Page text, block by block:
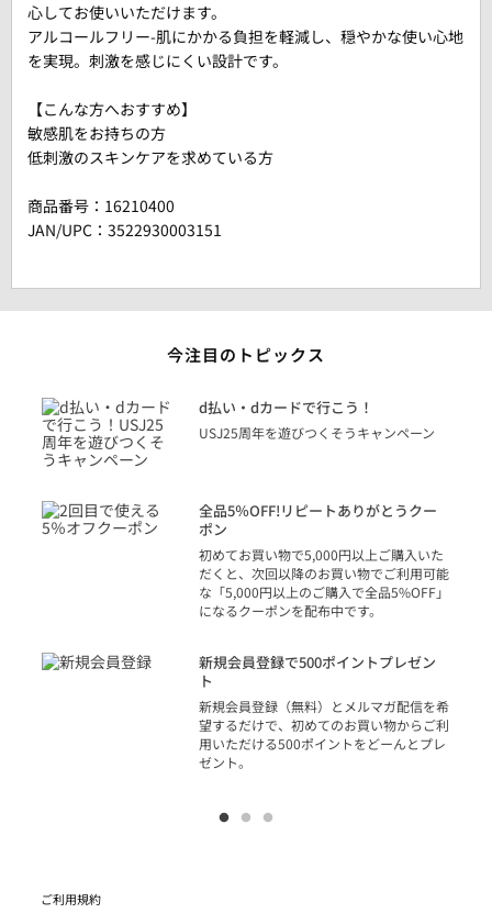
心してお使いいただけます。
アルコールフリー-肌にかかる負担を軽減し、穏やかな使い心地
を実現。刺激を感じにくい設計です。
【こんな方へおすすめ】
敏感肌をお持ちの方
低刺激のスキンケアを求めている方
商品番号： 16210400
JAN/UPC：3522930003151
今注目のトピックス
d払い・dカードで行こう！
USJ25周年を遊びつくそうキャンペーン
全品5％OFF!リピートありがとうクー
ポン
初めてお買い物で5,000円以上ご購入いた
だくと、次回以降のお買い物でご利用可能
な「5,000円以上のご購入で全品5%OFF」
になるクーポンを配布中です。
新規会員登録で500ポイントプレゼン
ト
新規会員登録（無料）とメルマガ配信を希
望するだけで、初めてのお買い物からご利
用いただける500ポイントをどーんとプレ
ゼント。
ご利用規約